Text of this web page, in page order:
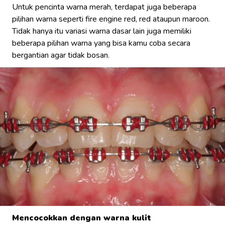
Untuk pencinta warna merah, terdapat juga beberapa
pilihan warna seperti fire engine red, red ataupun maroon.
Tidak hanya itu variasi warna dasar lain juga memiliki
beberapa pilihan warna yang bisa kamu coba secara
bergantian agar tidak bosan.
Mencocokkan dengan warna kulit